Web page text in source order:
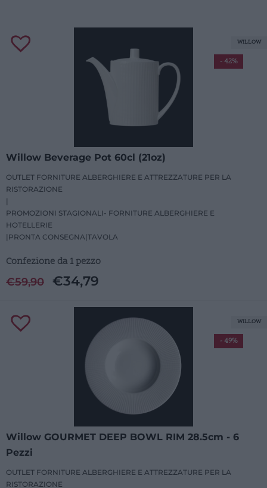
Willow Beverage Pot 60cl (21oz)
OUTLET FORNITURE ALBERGHIERE E ATTREZZATURE PER LA
RISTORAZIONE
|
PROMOZIONI STAGIONALI- FORNITURE ALBERGHIERE E
HOTELLERIE
| PRONTA CONSEGNA|TAVOLA
Confezione da 1 pezzo
€59,90 €34,79
- 42%
WILLOW
Willow GOURMET DEEP BOWL RIM 28.5cm - 6
Pezzi
OUTLET FORNITURE ALBERGHIERE E ATTREZZATURE PER LA
RISTORAZIONE
- 49%
WILLOW